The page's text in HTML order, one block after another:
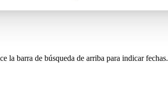
la barra de búsqueda de arriba para indicar fechas.